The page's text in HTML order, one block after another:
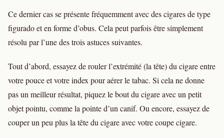
Ce dernier cas se présente fréquemment avec des cigares de type
figurado et en forme d’obus. Cela peut parfois être simplement
résolu par l’une des trois astuces suivantes.
Tout d’abord, essayez de rouler l’extrémité (la tête) du cigare entre
votre pouce et votre index pour aérer le tabac. Si cela ne donne
pas un meilleur résultat, piquez le bout du cigare avec un petit
objet pointu, comme la pointe d’un canif. Ou encore, essayez de
couper un peu plus la tête du cigare avec votre coupe cigare.